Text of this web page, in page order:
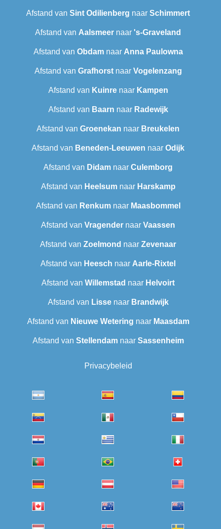
Afstand van Sint Odilienberg naar Schimmert
Afstand van Aalsmeer naar 's-Graveland
Afstand van Obdamnaar Anna Paulowna
Afstand van Grafhorstnaar Vogelenzang
Afstand van Kuinrenaar Kampen
Afstand van Baarn naar Radewijk
Afstand van Groenekan naar Breukelen
Afstand van Beneden-Leeuwen naar Odijk
Afstand van Didam naar Culemborg
Afstand van Heelsumnaar Harskamp
Afstand van Renkumnaar Maasbommel
Afstand van Vragender naar Vaassen
Afstand van Zoelmond naar Zevenaar
Afstand van Heesch naar Aarle-Rixtel
Afstand van Willemstad naar Helvoirt
Afstand van Lissenaar Brandwijk
Afstand van Nieuwe Wetering naar Maasdam
Afstand van Stellendamnaar Sassenheim
Privacybeleid